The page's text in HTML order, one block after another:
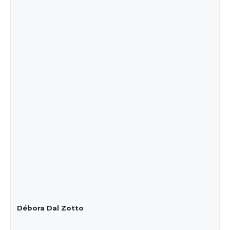
Débora Dal Zotto